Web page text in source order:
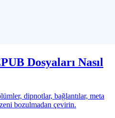
Dosyaları Nasıl
dipnotlar, bağlantılar, meta
bozulmadan çevirin.